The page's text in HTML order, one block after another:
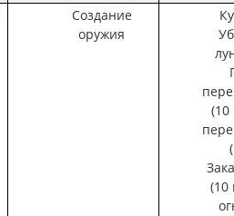
Создание
оружия
(10